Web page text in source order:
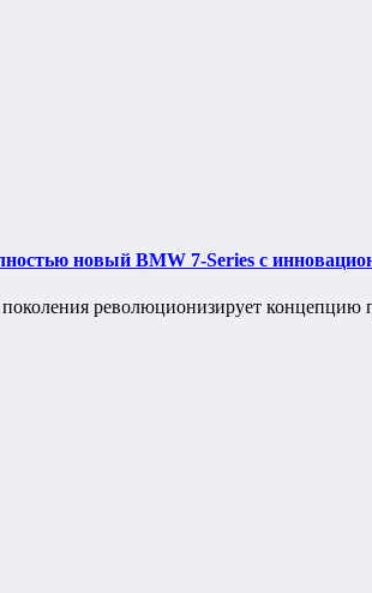
новый BMW 7-Series с
революционизирует